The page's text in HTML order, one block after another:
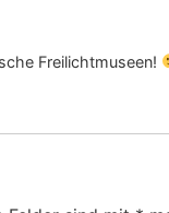
Freilichtmuseen!